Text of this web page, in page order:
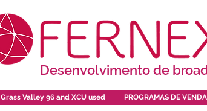
Desenvolvimento de
Grass Valley 96 and XCU used PROGRAMAS DE